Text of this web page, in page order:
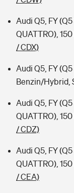
Audi Q5, FY (Q5
QUATTRO),
/ CDX)
Audi Q5, FY (Q5
Benzin/Hybrid,
Audi Q5, FY
QUATTRO),
/ CDZ)
Audi Q5, FY
QUATTRO),
/ CEA)